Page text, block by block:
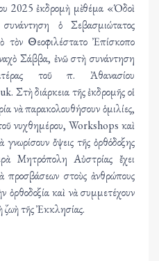
2025 ἐκδρομὴ μὲ θέμα «Ὁδοὶ
ὁ Σεβασμιώτατος
τὸν Θεοφιλέστατο Ἐπίσκοπο
Σάββα, ἐνῶ στὴ συνάντηση
τοῦ π. Ἀθανασίου
Στὴ διάρκεια τῆς ἐκδρομῆς οἱ
νὰ παρακολουθήσουν ὁμιλίες,
νυχθημέρου, Workshops καὶ
ὄψεις τῆς ὀρθόδοξης
Μητρόπολη Αὐστρίας ἔχει
προσβάσεων στοὺς ἀνθρώπους
ὀρθοδοξία καὶ νὰ συμμετέχουν
ζωὴ τῆς Ἐκκλησίας.